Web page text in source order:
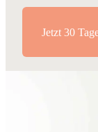
Jetzt 30